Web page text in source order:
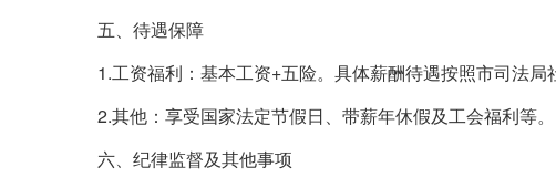
五、待遇保障
1.工资福利：基本工资+五险。具体薪酬待遇按照市司法局
2.其他：享受国家法定节假日、带薪年休假及工会福利等。
六、纪律监督及其他事项